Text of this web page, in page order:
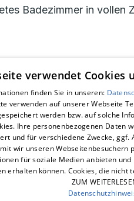
Badezimmer in vollen
Bereiche
verwendet Cookies
finden Sie in unseren:
verwenden auf unserer Webseite
werden bzw. auf solche
Ihre personenbezogenen Daten
und für verschiedene Zwecke, ggf.
wir unseren Webseitenbesuchern
für soziale Medien anbieten
erhalten können. Cookies, die nicht
ZUM